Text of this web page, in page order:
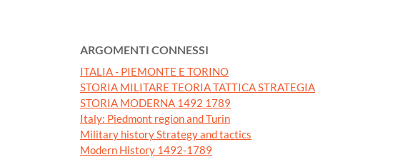
ARGOMENTI CONNESSI
ITALIA - PIEMONTE E TORINO
STORIA MILITARE TEORIA TATTICA STRATEGIA
STORIA MODERNA 1492 1789
Italy: Piedmont region and Turin
Military history Strategy and tactics
Modern History 1492-1789